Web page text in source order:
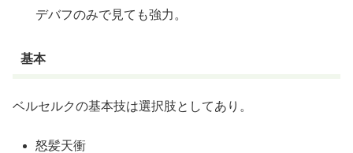
デバフのみで見ても強力。
基本
ベルセルクの基本技は選択肢としてあり。
怒髪天衝